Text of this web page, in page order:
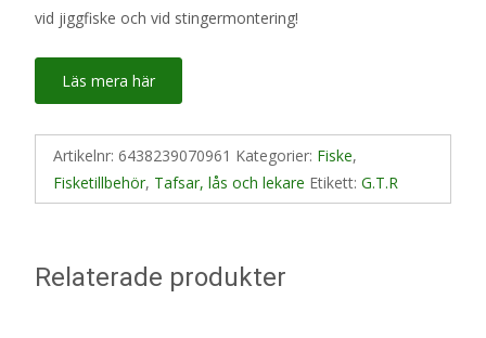
vid jiggfiske och vid stingermontering!
Läs mera här
Artikelnr: 6438239070961 Kategorier: Fiske,
Fisketillbehör, Tafsar, lås och lekare Etikett: G.T.R
Relaterade produkter